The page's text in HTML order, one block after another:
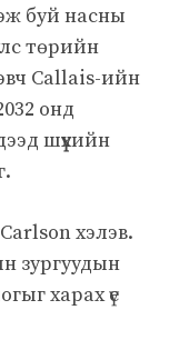
буй насны
төрийн
Callais-ийн
онд
шүүхийн
хэлэв.
зургуудын
харах үе